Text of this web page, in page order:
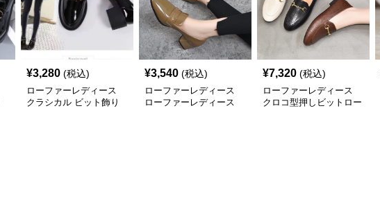
¥3,280 (税込)
ローファーレディース
クラシカル ビット飾り
¥3,540 (税込)
ローファーレディース
ローファーレディース
¥7,320 (税込)
ローファーレディース
クロコ型押しビットロー